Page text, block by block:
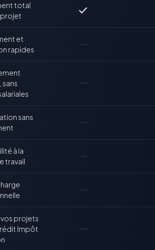
total
projet
check
et
rapides
sans
à la
travail
vos projets
Impôt